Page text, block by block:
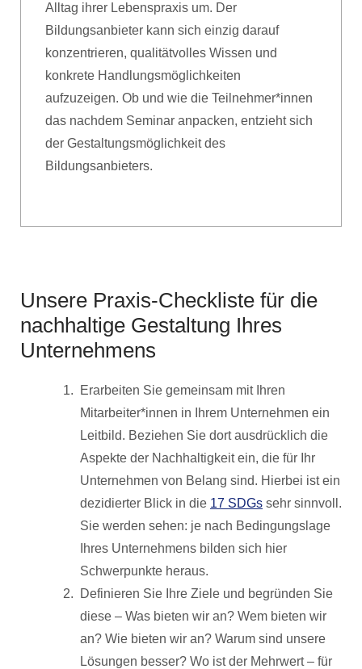
Alltag ihrer Lebenspraxis um. Der
Bildungsanbieter kann sich einzig darauf
konzentrieren, qualitätvolles Wissen und
konkrete Handlungsmöglichkeiten
aufzuzeigen. Ob und wie die Teilnehmer*innen
das nachdem Seminar anpacken, entzieht sich
der Gestaltungsmöglichkeit des
Bildungsanbieters.
Unsere Praxis-Checkliste für die
nachhaltige Gestaltung Ihres
Unternehmens
Erarbeiten Sie gemeinsam mit Ihren
Mitarbeiter*innen in Ihrem Unternehmen ein
Leitbild. Beziehen Sie dort ausdrücklich die
Aspekte der Nachhaltigkeit ein, die für Ihr
Unternehmen von Belang sind. Hierbei ist ein
dezidierter Blick in die 17 SDGs sehr sinnvoll.
Sie werden sehen: je nach Bedingungslage
Ihres Unternehmens bilden sich hier
Schwerpunkte heraus.
Definieren Sie Ihre Ziele und begründen Sie
diese – Was bieten wir an? Wem bieten wir
an? Wie bieten wir an? Warum sind unsere
Lösungen besser? Wo ist der Mehrwert – für